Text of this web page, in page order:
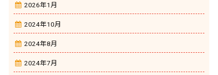
2026年1月
2024年10月
2024年8月
2024年7月